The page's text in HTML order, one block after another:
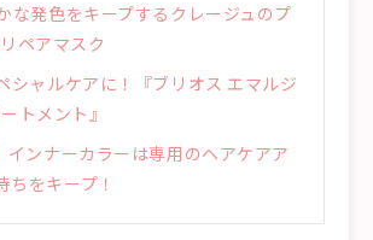
な発色をキープするクレージュのプ
ペアマスク
シャルケアに！『ブリオス エマルジ
トメント』
インナーカラーは専用のヘアケアア
ちをキープ！